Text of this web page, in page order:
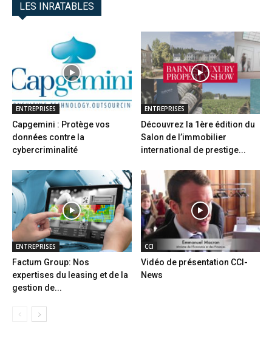
LES INRATABLES
ENTREPRISES
Capgemini : Protège vos
données contre la
cybercriminalité
ENTREPRISES
Découvrez la 1ère édition du
Salon de l’immobilier
international de prestige...
ENTREPRISES
Factum Group: Nos
expertises du leasing et de la
gestion de...
CCI
Vidéo de présentation CCI-
News